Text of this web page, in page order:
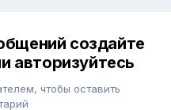
создайте
авторизуйтесь
чтобы оставить